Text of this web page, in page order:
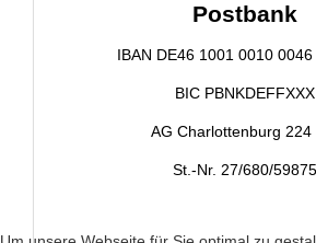
Postbank
IBAN DE46 1001 0010
BIC PBNKDEFFXXX
AG Charlottenburg 224
St.-Nr. 27/680/59875